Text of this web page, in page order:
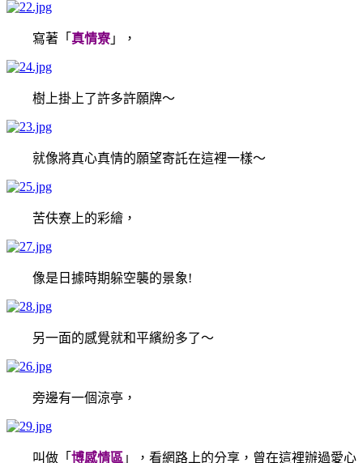
寫著「 真情寮」，
樹上掛上了許多許願牌～
就像將真心真情的願望寄託在這裡一樣～
苦伕寮上的彩繪，
像是日據時期躲空襲的景象!
另一面的感覺就和平繽紛多了～
旁邊有一個涼亭，
叫做「 博感情區 」，看網路上的分享，曾在這裡辦過愛心